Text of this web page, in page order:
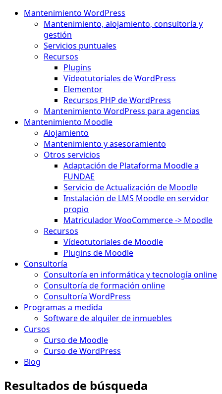
Mantenimiento WordPress
Mantenimiento, alojamiento, consultoría y
gestión
Servicios puntuales
Recursos
Plugins
Vídeotutoriales de WordPress
Elementor
Recursos PHP de WordPress
Mantenimiento WordPress para agencias
Mantenimiento Moodle
Alojamiento
Mantenimiento y asesoramiento
Otros servicios
Adaptación de Plataforma Moodle a
FUNDAE
Servicio de Actualización de Moodle
Instalación de LMS Moodle en servidor
propio
Matriculador WooCommerce -> Moodle
Recursos
Vídeotutoriales de Moodle
Plugins de Moodle
Consultoría
Consultoría en informática y tecnología online
Consultoría de formación online
Consultoría WordPress
Programas a medida
Software de alquiler de inmuebles
Cursos
Curso de Moodle
Curso de WordPress
Blog
Resultados de búsqueda